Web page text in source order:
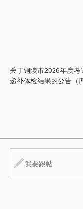
关于铜陵市2026年度
递补体检结果的公告（